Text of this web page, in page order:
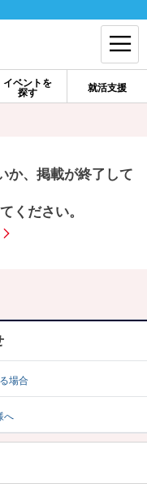
イベントを
探す
就活支援
ログイン
お役立ち記事・相談室など
か、掲載が終了して
ください。
場合
へ